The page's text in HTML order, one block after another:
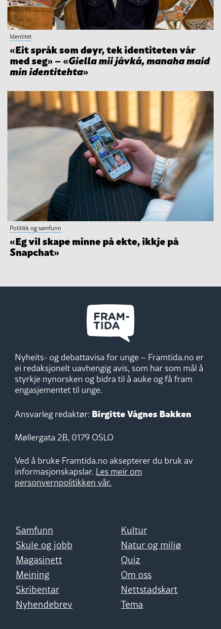
Identitet
«Eit språk som døyr, tek identiteten vår
med seg» – «Giella mii jávká, manaha maid
min identitehta»
Politikk og samfunn
«Eg vil skape minne på ekte, ikkje på
Snapchat»
Nyheits- og debattavisa for unge – Framtida.no er
ei redaksjonelt uavhengig avis, som har som mål å
styrkje nynorsken og bidra til å auke og få fram
engasjementet til unge.
Ansvarleg redaktør: Birgitte Vågnes Bakken
Møllergata 2B, 0179 OSLO
Ved å bruke Framtida.no aksepterer du bruk av
informasjonskapslar. Les meir om
personvernpolitikken vår.
Samfunn
Kultur
Skule og jobb
Natur og miljø
Magasinett
Quiz
Meining
Om oss
Skribentar
Nettstadskart
Nyhendebrev
Tema